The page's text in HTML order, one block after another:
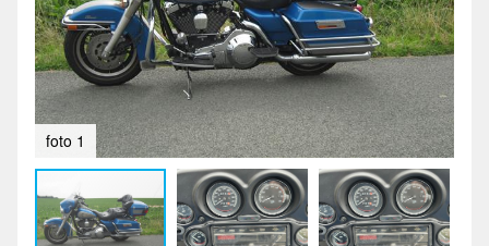
foto 1